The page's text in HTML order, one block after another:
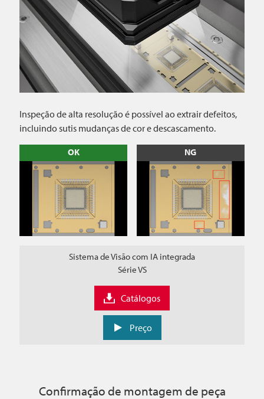
Inspeção de alta resolução é possível ao extrair defeitos,
incluindo sutis mudanças de cor e descascamento.
OK NG
Sistema de Visão com IA integrada
Série VS
Catálogos
Preço
Confirmação de montagem de peça